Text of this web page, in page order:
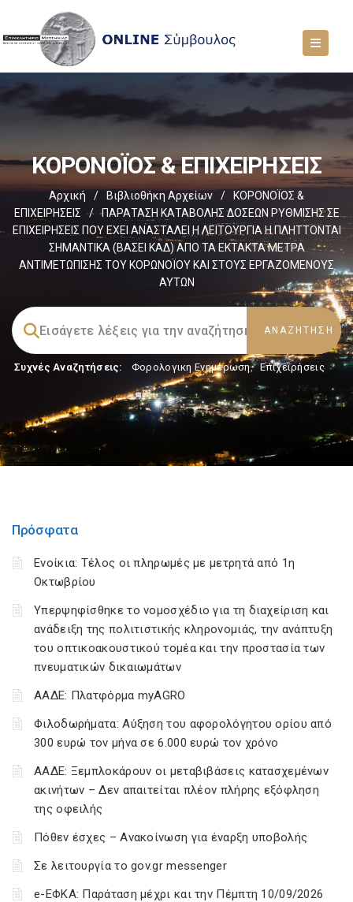
ΚΟΡΟΝΟΪΟΣ & ΕΠΙΧΕΙΡΗΣΕΙΣ
Αρχική / Βιβλιοθήκη Αρχείων /
ΚΟΡΟΝΟΪΟΣ &
ΕΠΙΧΕΙΡΗΣΕΙΣ
/
ΠΑΡΑΤΑΣΗ ΚΑΤΑΒΟΛΗΣ ΔΟΣΕΩΝ ΡΥΘΜΙΣΗΣ ΣΕ
ΕΠΙΧΕΙΡΗΣΕΙΣ ΠΟΥ ΕΧΕΙ ΑΝΑΣΤΑΛΕΙ Η ΛΕΙΤΟΥΡΓΙΑ Η ΠΛΗΤΤΟΝΤΑΙ
ΣΗΜΑΝΤΙΚΑ (ΒΑΣΕΙ ΚΑΔ) ΑΠΟ ΤΑ ΕΚΤΑΚΤΑ ΜΕΤΡΑ
ΑΝΤΙΜΕΤΩΠΙΣΗΣ ΤΟΥ ΚΟΡΩΝΟΪΟΥ ΚΑΙ ΣΤΟΥΣ ΕΡΓΑΖΟΜΕΝΟΥΣ
ΑΥΤΩΝ
Συχνές Αναζητήσεις: Φορολογικη Ενημέρωση, Επιχειρήσεις
Πρόσφατα
Ενοίκια: Τέλος οι πληρωμές με μετρητά από 1η
Οκτωβρίου
Υπερψηφίσθηκε το νομοσχέδιο για τη διαχείριση και
ανάδειξη της πολιτιστικής κληρονομιάς, την ανάπτυξη
του οπτικοακουστικού τομέα και την προστασία των
πνευματικών δικαιωμάτων
ΑΑΔΕ: Πλατφόρμα myAGRO
Φιλοδωρήματα: Αύξηση του αφορολόγητου ορίου από
300 ευρώ τον μήνα σε 6.000 ευρώ τον χρόνο
ΑΑΔΕ: Ξεμπλοκάρουν οι μεταβιβάσεις κατασχεμένων
ακινήτων – Δεν απαιτείται πλέον πλήρης εξόφληση
της οφειλής
Πόθεν έσχες – Ανακοίνωση για έναρξη υποβολής
Σε λειτουργία το gov.gr messenger
e-ΕΦΚΑ: Παράταση μέχρι και την Πέμπτη 10/09/2026